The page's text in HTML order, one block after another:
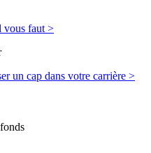
vous faut >
un cap dans votre carrière >